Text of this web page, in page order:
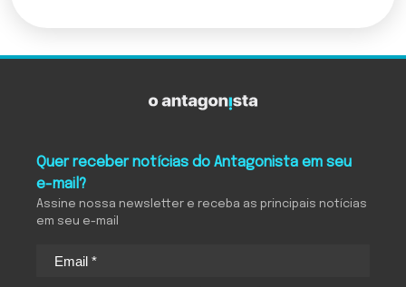
Quer receber notícias do Antagonista em seu
e-mail?
Assine nossa newsletter e receba as principais notícias
em seu e-mail